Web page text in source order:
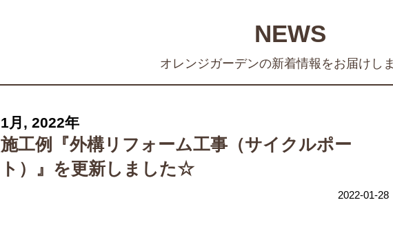
NEWS
オレンジガーデンの新着情報をお届けしま
1月, 2022年
施工例『外構リフォーム工事（サイクルポー
ト）』を更新しました☆
2022-01-28